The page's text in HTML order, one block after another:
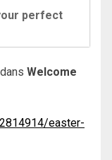
perfect
Welcome
easter-